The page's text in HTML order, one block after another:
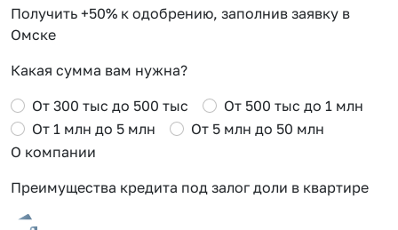
Получить +50% к одобрению, заполнив заявку в
Омске
Какая сумма вам нужна?
От 300 тыс до 500 тыс
От 500 тыс до 1 млн
От 1 млн до 5 млн
От 5 млн до 50 млн
О компании
Преимущества кредита под залог доли в квартире